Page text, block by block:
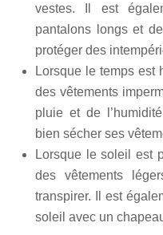
vestes. Il est
pantalons longs et
protéger des
Lorsque le temps est
des vêtements
pluie et de
bien sécher ses
Lorsque le soleil est
des vêtements
transpirer. Il est
soleil avec un